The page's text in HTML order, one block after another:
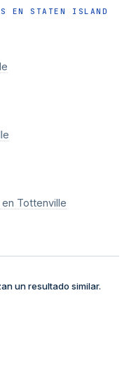
ENSTATEN ISLAND
en Tottenville
un resultado similar.